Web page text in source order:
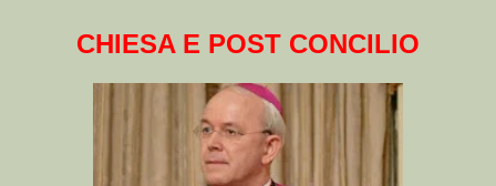
CHIESA E POST CONCILIO